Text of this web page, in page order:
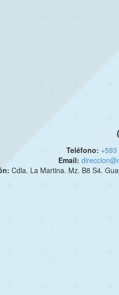
Teléfono:
Email:
Cdla. La Martina. Mz. B8 S4.